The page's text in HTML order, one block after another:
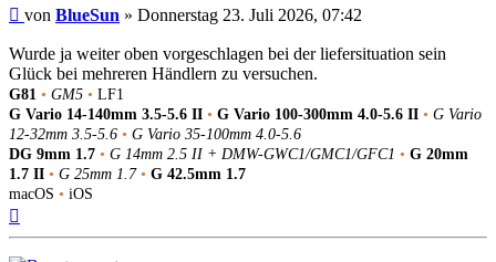
Beitrag
von BlueSun » Donnerstag 23. Juli 2026, 07:42
Wurde ja weiter oben vorgeschlagen bei der liefersituation sein
Glück bei mehreren Händlern zu versuchen.
G81 • GM5 • LF1
G Vario 14-140mm 3.5-5.6 II • G Vario 100-300mm 4.0-5.6 II • G Vario
12-32mm 3.5-5.6 • G Vario 35-100mm 4.0-5.6
DG 9mm 1.7 • G 14mm 2.5 II + DMW-GWC1/GMC1/GFC1 • G 20mm
1.7 II • G 25mm 1.7 • G 42.5mm 1.7
macOS • iOS